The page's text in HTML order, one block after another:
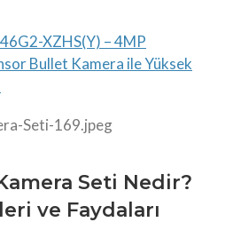
XZHS(Y) – 4MP
Bullet Kamera ile Yüksek
Seti Nedir?
ve Faydaları